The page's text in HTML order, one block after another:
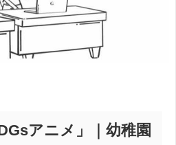
アニメ」｜幼稚園